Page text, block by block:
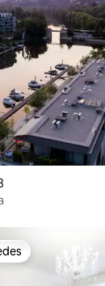
dos hóspedes